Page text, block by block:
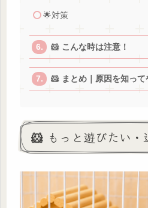
🌟対策
🐹 こんな時は注意！
🐹 まとめ｜原因を知っ
🐹 もっと遊びたい・